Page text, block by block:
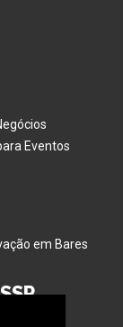
Eventos
em Bares